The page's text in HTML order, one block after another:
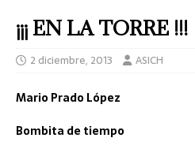
¡¡¡ EN LA TORRE !!!
2 diciembre, 2013 ASICH
Mario Prado López
Bombita de tiempo